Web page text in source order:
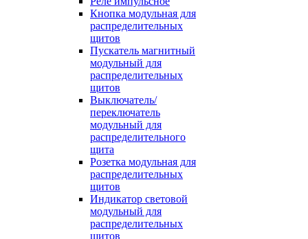
Кнопка модульная для
распределительных
щитов
Пускатель магнитный
модульный для
распределительных
щитов
Выключатель/
переключатель
модульный для
распределительного
щита
Розетка модульная для
распределительных
щитов
Индикатор световой
модульный для
распределительных
щитов